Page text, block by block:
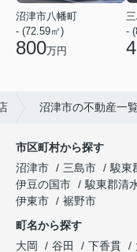
沼津市八幡町
- (72.59㎡)
800万円
-
沼津市の不動産一
市区町村から探す
沼津市
三島市 駿東
伊豆の国市
駿東郡清
伊東市
裾野市
町名から探す
大岡
谷田 下香貫